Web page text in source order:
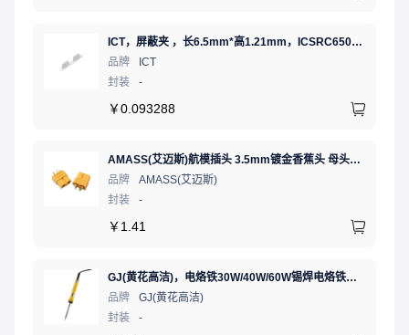
ICT，屏蔽夹 ，长6.5mm*高1.21mm，ICSRC6508SFR
品牌
ICT
封装
-
￥0.093288
AMASS(艾迈斯)航模插头 3.5mm镀金香蕉头 母头XT60-F.G.Y
品牌
AMASS(艾迈斯)
封装
-
￥ 1.41
GJ(黄花高洁)，电烙铁30W/40W/60W锡焊电烙铁焊接工具电焊笔手机电子维修（内热35W），NO.435(35W)
品牌
GJ(黄花高洁)
封装
-